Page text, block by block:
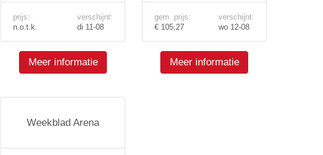
prijs:
n.o.t.k.
verschijnt:
di 11-08
Meer informatie
gem. prijs:
€ 105,27
verschijnt:
wo 12-08
Meer informatie
Weekblad Arena